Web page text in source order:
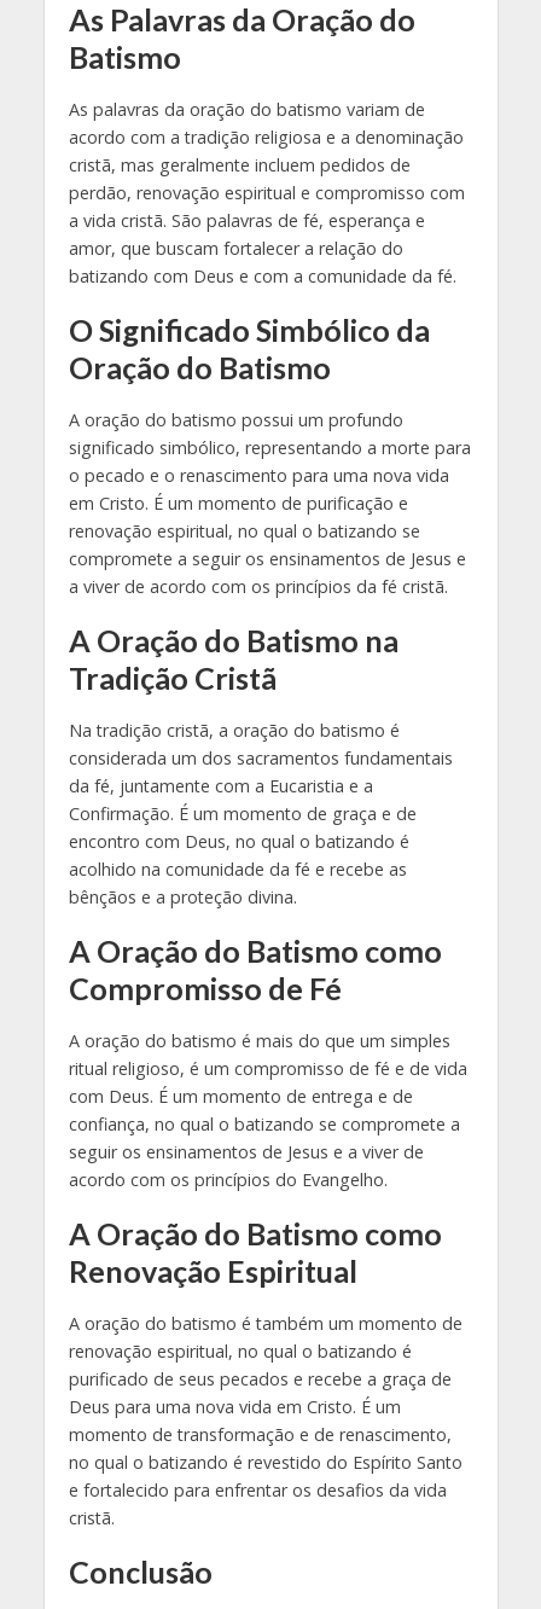
As Palavras da Oração do
Batismo
As palavras da oração do batismo variam de
acordo com a tradição religiosa e a denominação
cristã, mas geralmente incluem pedidos de
perdão, renovação espiritual e compromisso com
a vida cristã. São palavras de fé, esperança e
amor, que buscam fortalecer a relação do
batizando com Deus e com a comunidade da fé.
O Significado Simbólico da
Oração do Batismo
A oração do batismo possui um profundo
significado simbólico, representando a morte para
o pecado e o renascimento para uma nova vida
em Cristo. É um momento de purificação e
renovação espiritual, no qual o batizando se
compromete a seguir os ensinamentos de Jesus e
a viver de acordo com os princípios da fé cristã.
A Oração do Batismo na
Tradição Cristã
Na tradição cristã, a oração do batismo é
considerada um dos sacramentos fundamentais
da fé, juntamente com a Eucaristia e a
Confirmação. É um momento de graça e de
encontro com Deus, no qual o batizando é
acolhido na comunidade da fé e recebe as
bênçãos e a proteção divina.
A Oração do Batismo como
Compromisso de Fé
A oração do batismo é mais do que um simples
ritual religioso, é um compromisso de fé e de vida
com Deus. É um momento de entrega e de
confiança, no qual o batizando se compromete a
seguir os ensinamentos de Jesus e a viver de
acordo com os princípios do Evangelho.
A Oração do Batismo como
Renovação Espiritual
A oração do batismo é também um momento de
renovação espiritual, no qual o batizando é
purificado de seus pecados e recebe a graça de
Deus para uma nova vida em Cristo. É um
momento de transformação e de renascimento,
no qual o batizando é revestido do Espírito Santo
e fortalecido para enfrentar os desafios da vida
cristã.
Conclusão